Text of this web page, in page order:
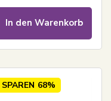
In den Warenkorb
SPAREN 68%